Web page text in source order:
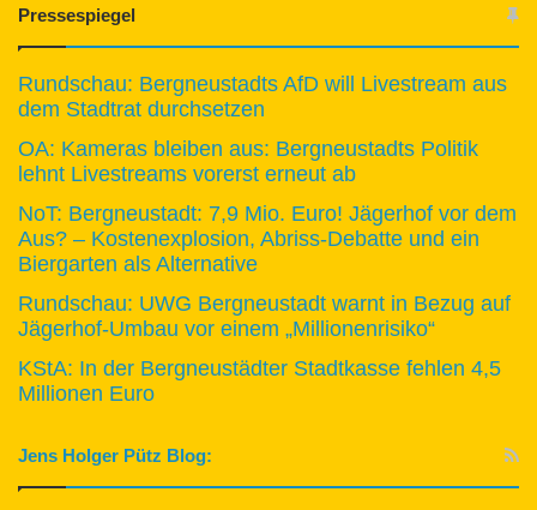
Pressespiegel
Rundschau: Bergneustadts AfD will Livestream aus
dem Stadtrat durchsetzen
OA: Kameras bleiben aus: Bergneustadts Politik
lehnt Livestreams vorerst erneut ab
NoT: Bergneustadt: 7,9 Mio. Euro! Jägerhof vor dem
Aus? – Kostenexplosion, Abriss-Debatte und ein
Biergarten als Alternative
Rundschau: UWG Bergneustadt warnt in Bezug auf
Jägerhof-Umbau vor einem „Millionenrisiko“
KStA: In der Bergneustädter Stadtkasse fehlen 4,5
Millionen Euro
Jens Holger Pütz Blog: